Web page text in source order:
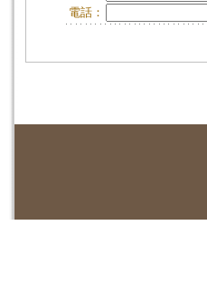
電話：